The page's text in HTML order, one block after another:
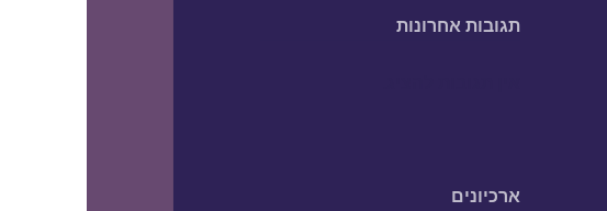
תגובות אחרונות
ארכיונים